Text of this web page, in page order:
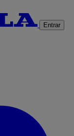
Entrar